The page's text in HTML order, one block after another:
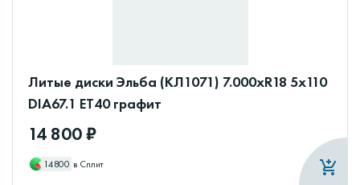
Литые диски Эльба (КЛ1071) 7.000xR18 5x110
DIA67.1 ET40 графит
14 800 ₽
14800 в Сплит